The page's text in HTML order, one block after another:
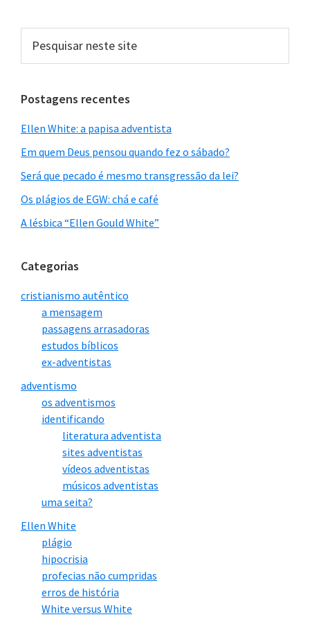
neste
Postagens recentes
Ellen White: a papisa adventista
Em quem Deus pensou quando fez o sábado?
Será que pecado é mesmo transgressão da lei?
Os plágios de EGW: chá e café
A lésbica “Ellen Gould White”
Categorias
cristianismo autêntico
a mensagem
passagens arrasadoras
estudos bíblicos
ex-adventistas
adventismo
os adventismos
identificando
literatura adventista
sites adventistas
vídeos adventistas
músicos adventistas
uma seita?
Ellen White
plágio
hipocrisia
profecias não cumpridas
erros de história
White versus White